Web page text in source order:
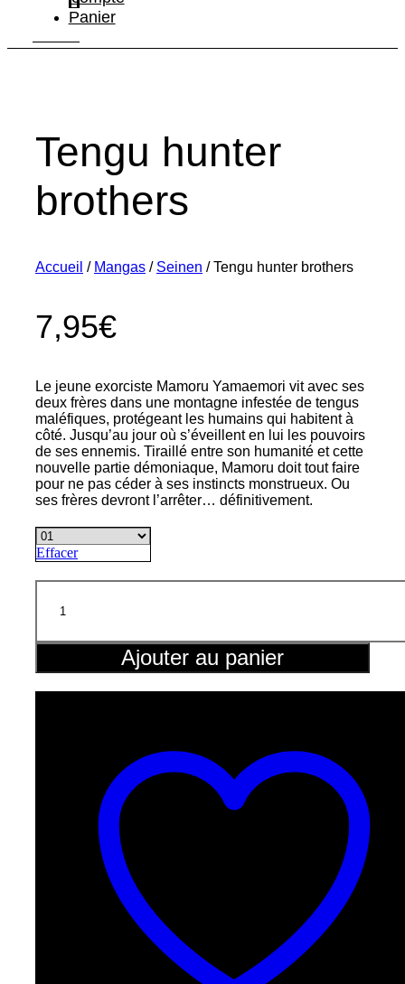
Panier
Tengu hunter
brothers
Accueil / Mangas / Seinen / Tengu hunter brothers
7,95€
Le jeune exorciste Mamoru Yamaemori vit avec ses
deux frères dans une montagne infestée de tengus
maléfiques, protégeant les humains qui habitent à
côté. Jusqu’au jour où s’éveillent en lui les pouvoirs
de ses ennemis. Tiraillé entre son humanité et cette
nouvelle partie démoniaque, Mamoru doit tout faire
pour ne pas céder à ses instincts monstrueux. Ou
ses frères devront l’arrêter… définitivement.
Effacer
quantité
Tengu
Ajouter au panier